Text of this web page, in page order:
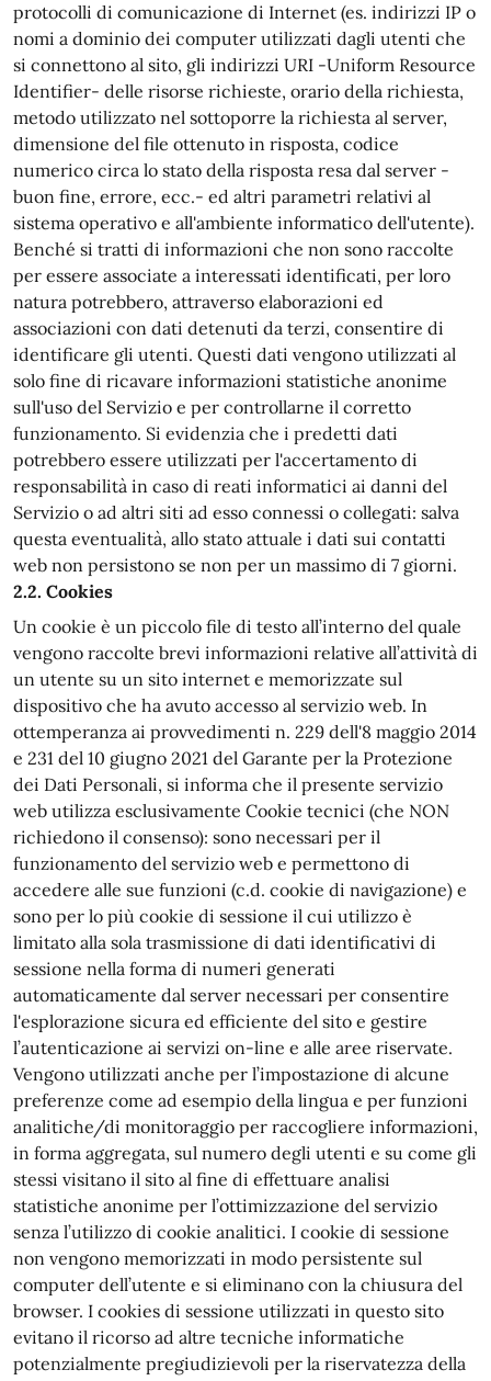
protocolli di comunicazione di Internet (es. indirizzi IP o
nomi a dominio dei computer utilizzati dagli utenti che
si connettono al sito, gli indirizzi URI -Uniform Resource
Identifier- delle risorse richieste, orario della richiesta,
metodo utilizzato nel sottoporre la richiesta al server,
dimensione del file ottenuto in risposta, codice
numerico circa lo stato della risposta resa dal server -
buon fine, errore, ecc.- ed altri parametri relativi al
sistema operativo e all'ambiente informatico dell'utente).
Benché si tratti di informazioni che non sono raccolte
per essere associate a interessati identificati, per loro
natura potrebbero, attraverso elaborazioni ed
associazioni con dati detenuti da terzi, consentire di
identificare gli utenti. Questi dati vengono utilizzati al
solo fine di ricavare informazioni statistiche anonime
sull'uso del Servizio e per controllarne il corretto
funzionamento. Si evidenzia che i predetti dati
potrebbero essere utilizzati per l'accertamento di
responsabilità in caso di reati informatici ai danni del
Servizio o ad altri siti ad esso connessi o collegati: salva
questa eventualità, allo stato attuale i dati sui contatti
web non persistono se non per un massimo di 7 giorni.
2.2. Cookies
Un cookie è un piccolo file di testo all’interno del quale
vengono raccolte brevi informazioni relative all’attività di
un utente su un sito internet e memorizzate sul
dispositivo che ha avuto accesso al servizio web. In
ottemperanza ai provvedimenti n. 229 dell'8 maggio 2014
e 231 del 10 giugno 2021 del Garante per la Protezione
dei Dati Personali, si informa che il presente servizio
web utilizza esclusivamente Cookie tecnici (che NON
richiedono il consenso): sono necessari per il
funzionamento del servizio web e permettono di
accedere alle sue funzioni (c.d. cookie di navigazione) e
sono per lo più cookie di sessione il cui utilizzo è
limitato alla sola trasmissione di dati identificativi di
sessione nella forma di numeri generati
automaticamente dal server necessari per consentire
l'esplorazione sicura ed efficiente del sito e gestire
l’autenticazione ai servizi on-line e alle aree riservate.
Vengono utilizzati anche per l’impostazione di alcune
preferenze come ad esempio della lingua e per funzioni
analitiche/di monitoraggio per raccogliere informazioni,
in forma aggregata, sul numero degli utenti e su come gli
stessi visitano il sito al fine di effettuare analisi
statistiche anonime per l’ottimizzazione del servizio
senza l’utilizzo di cookie analitici. I cookie di sessione
non vengono memorizzati in modo persistente sul
computer dell’utente e si eliminano con la chiusura del
browser. I cookies di sessione utilizzati in questo sito
evitano il ricorso ad altre tecniche informatiche
potenzialmente pregiudizievoli per la riservatezza della